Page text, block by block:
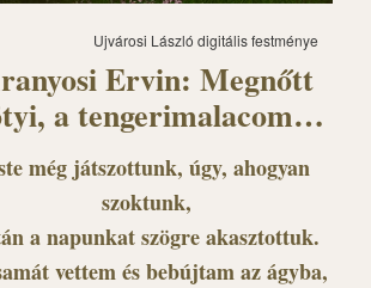
Ujvárosi László digitális festménye
Ervin: Megnőtt
a tengerimalacom…
még játszottunk, úgy, ahogyan
szoktunk,
a napunkat szögre akasztottuk.
vettem és bebújtam az ágyba,